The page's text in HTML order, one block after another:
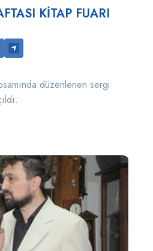
KİTAP FUARI
düzenlenen sergi